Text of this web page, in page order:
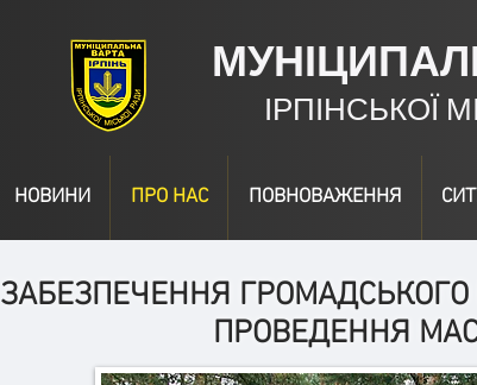
ІРПІНСЬКОЇ
НОВИНИ ПРО НАС ПОВНОВАЖЕННЯ
ЗАБЕЗПЕЧЕННЯ
ПРОВЕДЕННЯ